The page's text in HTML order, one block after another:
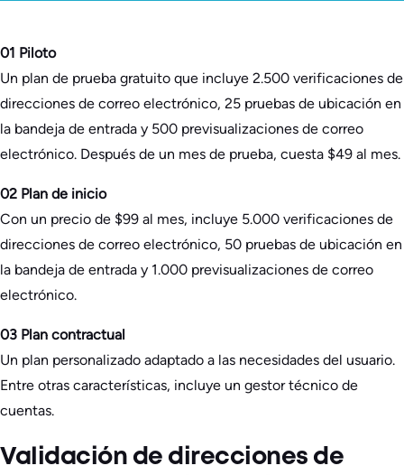
01 Piloto
Un plan de prueba gratuito que incluye 2.500 verificaciones de
direcciones de correo electrónico, 25 pruebas de ubicación en
la bandeja de entrada y 500 previsualizaciones de correo
electrónico. Después de un mes de prueba, cuesta $49 al mes.
02 Plan de inicio
Con un precio de $99 al mes, incluye 5.000 verificaciones de
direcciones de correo electrónico, 50 pruebas de ubicación en
la bandeja de entrada y 1.000 previsualizaciones de correo
electrónico.
03 Plan contractual
Un plan personalizado adaptado a las necesidades del usuario.
Entre otras características, incluye un gestor técnico de
cuentas.
Validación de direcciones de